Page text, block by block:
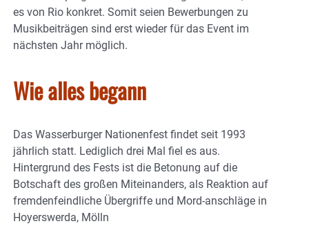
es von Rio konkret. Somit seien Bewerbungen zu
Musikbeiträgen sind erst wieder für das Event im
nächsten Jahr möglich.
Wie alles begann
Das Wasserburger Nationenfest findet seit 1993
jährlich statt. Lediglich drei Mal fiel es aus.
Hintergrund des Fests ist die Betonung auf die
Botschaft des großen Miteinanders, als Reaktion auf
fremdenfeindliche Übergriffe und Mord-anschläge in
Hoyerswerda, Mölln